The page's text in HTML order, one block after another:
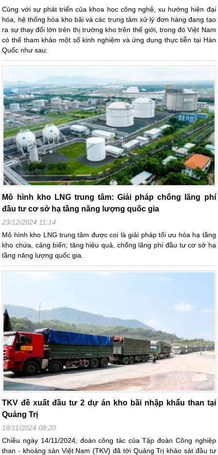
Cùng với sự phát triển của khoa học công nghệ, xu hướng hiện đại
hóa, hệ thống hóa kho bãi và các trung tâm xử lý đơn hàng đang tạo
ra sự thay đổi lớn trên thị trường kho trên thế giới, trong đó Việt Nam
có thể tham khảo một số kinh nghiệm và ứng dụng thực tiễn tại Hàn
Quốc như sau:
Mô hình kho LNG trung tâm: Giải pháp chống lãng phí
đầu tư cơ sở hạ tầng năng lượng quốc gia
23/12/2024 11:14
Mô hình kho LNG trung tâm được coi là giải pháp tối ưu hóa hạ tầng
kho chứa, cảng biển; tăng hiệu quả, chống lãng phí đầu tư cơ sở hạ
tầng năng lượng quốc gia.
TKV đề xuất đầu tư 2 dự án kho bãi nhập khẩu than tại
Quảng Trị
18/11/2024 08:20
Chiều ngày 14/11/2024, đoàn công tác của Tập đoàn Công nghiệp
than - khoáng sản Việt Nam (TKV) đã tới Quảng Trị khảo sát đầu tư